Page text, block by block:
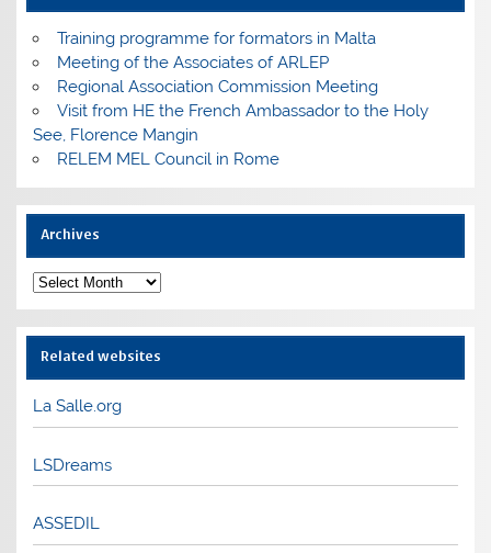
Training programme for formators in Malta
Meeting of the Associates of ARLEP
Regional Association Commission Meeting
Visit from HE the French Ambassador to the Holy
See, Florence Mangin
RELEM MEL Council in Rome
Archives
Archives
Related websites
La Salle.org
LSDreams
ASSEDIL